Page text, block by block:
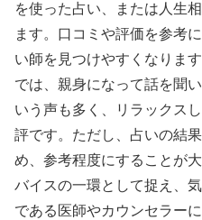
を使った占い、または人生
ます。口コミや評価を参考
い師を見つけやすくなりま
では、親身になって話を聞
いう声も多く、リラックス
評です。ただし、占いの結
め、参考程度にすることが
バイスの一環として捉え、
である医師やカウンセラー